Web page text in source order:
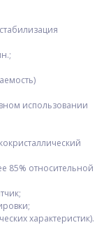
использовании
85% относительной
характеристик).